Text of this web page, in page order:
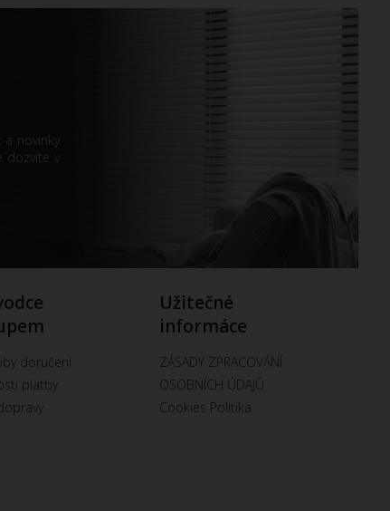
novinky
dozvíte v
doručení
platby
Užitečné
informáce
ZÁSADY ZPRACOVÁNÍ
OSOBNÍCH ÚDAJŮ
Cookies Politika